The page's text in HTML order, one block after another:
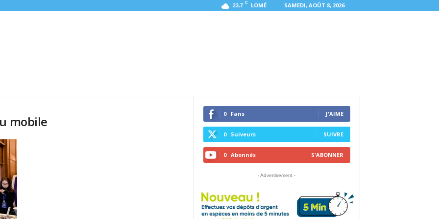
23.7 C LOMÉ SAMEDI, AOÛT 8, 2026
mobile 0 Fans J'AIME
0 Suiveurs SUIVRE
0 Abonnés S'ABONNER
- Advertisement -